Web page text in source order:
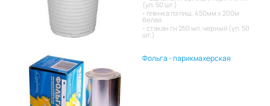
(уп. 50 шт.)
пленка пэ пищ. 450мм х 200м
белая
стакан гн 250 мл. черный (уп. 50
шт.)
Фольга - парикмахерская